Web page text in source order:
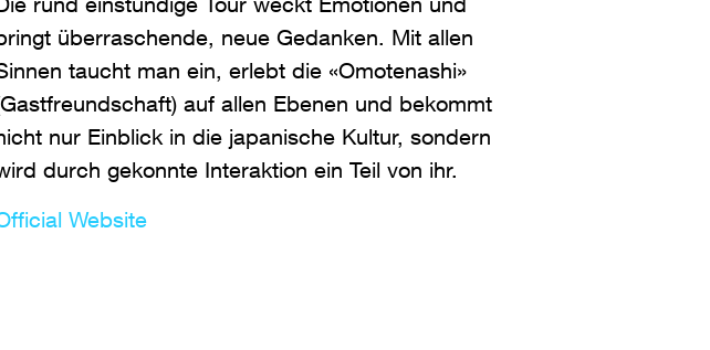
überraschende, neue Gedanken. Mit allen
taucht man ein, erlebt die «Omotenashi»
auf allen Ebenen und bekommt
nur Einblick in die japanische Kultur, sondern
durch gekonnte Interaktion ein Teil von ihr.
Website